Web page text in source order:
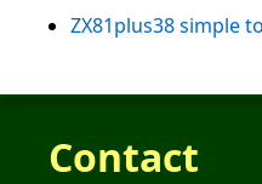
ZX81plus38 simple
Contact